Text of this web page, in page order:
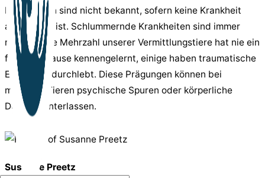
Krankheiten sind nicht bekannt, sofern keine Krankheit
angegeben ist. Schlummernde Krankheiten sind immer
möglich. Die Mehrzahl unserer Vermittlungstiere hat nie ein
festes Zuhause kennengelernt, einige haben traumatische
Ereignisse durchlebt. Diese Prägungen können bei
manchen Tieren psychische Spuren oder körperliche
Defizite hinterlassen.
Susanne Preetz